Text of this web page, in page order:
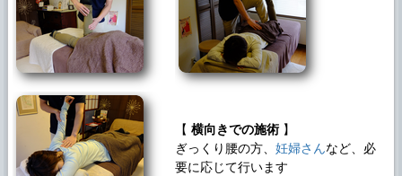
【 横向きでの施術】
ぎっくり腰の方、 妊婦さんなど、必
要に応じて行います